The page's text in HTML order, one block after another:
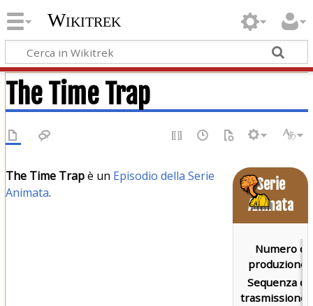
Wikitrek
The Time Trap
Serie
Animata
Numero di
produzione:
Sequenza di
trasmissione:
The Time Trapè un Episodio della Serie
Animata.